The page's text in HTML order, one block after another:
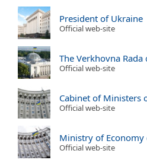
President of Ukraine
Official web-site
The Verkhovna
Official web-site
Cabinet of Ministers
Official web-site
Ministry of Economy
Official web-site